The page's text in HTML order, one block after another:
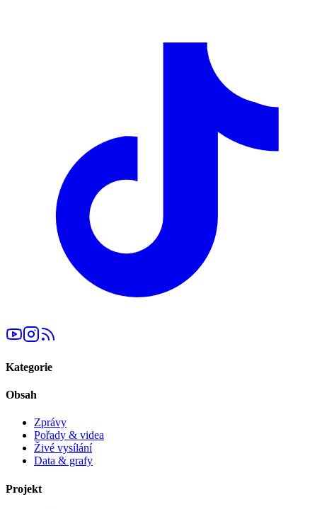
Kategorie
Obsah
Zprávy
Pořady & videa
Živé vysílání
Data & grafy
Projekt